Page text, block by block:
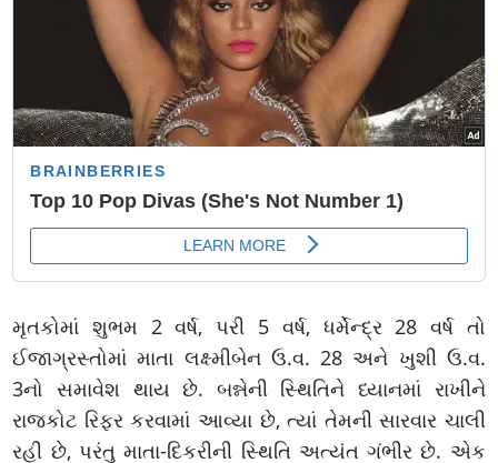
મૃતકોમાં શુભમ 2 વર્ષ, પરી 5 વર્ષ, ધર્મેન્દ્ર 28 વર્ષ તો
ઈજાગ્રસ્તોમાં માતા લક્ષ્મીબેન ઉ.વ. 28 અને ખુશી ઉ.વ.
3નો સમાવેશ થાય છે. બન્નેની સ્થિતિને ધ્યાનમાં રાખીને
રાજકોટ રિફર કરવામાં આવ્યા છે, ત્યાં તેમની સારવાર ચાલી
રહી છે, પરંતુ માતા-દિકરીની સ્થિતિ અત્યંત ગંભીર છે. એક